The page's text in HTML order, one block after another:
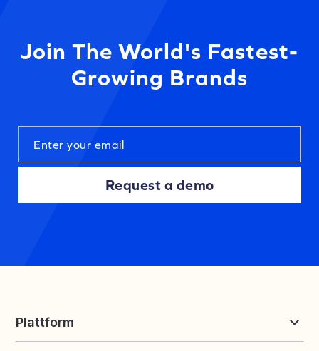
Join The World's Fastest-
Growing Brands
Request a demo
Plattform